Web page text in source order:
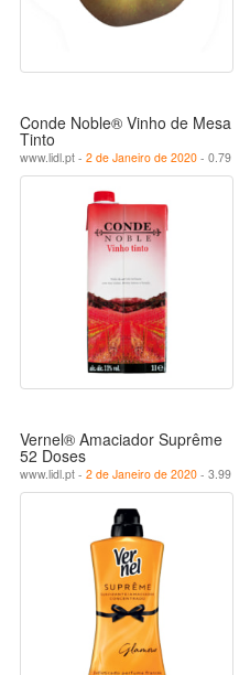
Conde Noble® Vinho de Mesa
Tinto
www.lidl.pt - 2 de Janeiro de 2020 - 0.79
Vernel® Amaciador Suprême
52 Doses
www.lidl.pt - 2 de Janeiro de 2020 - 3.99